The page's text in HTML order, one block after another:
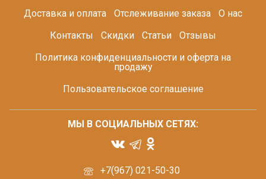
Доставка и оплата
Отслеживание заказа
О нас
Контакты
Скидки Статьи
Отзывы
Политика конфиденциальности и оферта на
продажу
Пользовательское соглашение
+7(967) 021-50-30
МЫ В СОЦИАЛЬНЫХ СЕТЯХ: